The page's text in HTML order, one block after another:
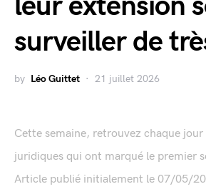
surveiller de
by Léo Guittet 21 juillet 2026
Cette semaine, retrouvez chaque jour
juridiques qui ont marqué le premier
Article publié initialement le 07/05/